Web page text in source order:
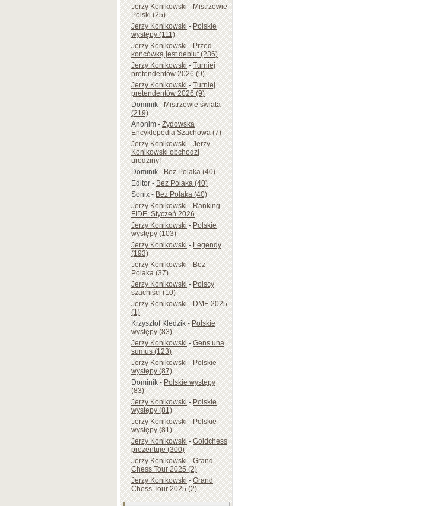
Jerzy Konikowski-Mistrzowie
Polski (25)
Jerzy Konikowski-Polskie
występy (111)
Jerzy Konikowski-Przed
końcówką jest debiut (236)
Jerzy Konikowski-Turniej
pretendentów 2026 (9)
Jerzy Konikowski-Turniej
pretendentów 2026 (9)
Dominik-Mistrzowie świata
(219)
Anonim-Żydowska
Encyklopedia Szachowa (7)
Jerzy Konikowski-Jerzy
Konikowski obchodzi
urodziny!
Dominik-Bez Polaka (40)
Editor-Bez Polaka (40)
Sonix-Bez Polaka (40)
Jerzy Konikowski-Ranking
FIDE: Styczeń 2026
Jerzy Konikowski-Polskie
występy (103)
Jerzy Konikowski-Legendy
(193)
Jerzy Konikowski-Bez
Polaka (37)
Jerzy Konikowski-Polscy
szachiści (10)
Jerzy Konikowski-DME 2025
(1)
Krzysztof Kledzik-Polskie
występy (83)
Jerzy Konikowski-Gens una
sumus (123)
Jerzy Konikowski-Polskie
występy (87)
Dominik-Polskie występy
(83)
Jerzy Konikowski-Polskie
występy (81)
Jerzy Konikowski-Polskie
występy (81)
Jerzy Konikowski-Goldchess
prezentuje (300)
Jerzy Konikowski-Grand
Chess Tour 2025 (2)
Jerzy Konikowski-Grand
Chess Tour 2025 (2)